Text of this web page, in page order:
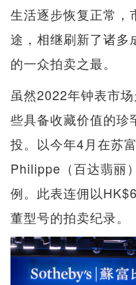
生活逐步恢复正常，
途，相继刷新了诸多
的一众拍卖之最。
虽然2022年钟表市
些具备收藏价值的珍
投。以今年4月在苏
Philippe（百达翡丽
例。此表连佣以
董型号的拍卖纪录。